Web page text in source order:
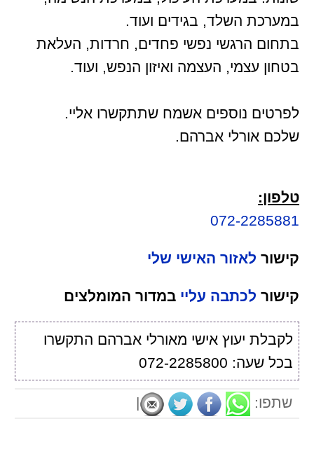
במערכת השלד, בגידים ועוד.
בתחום הרגשי נפשי פחדים, חרדות, העלאת
בטחון עצמי, העצמה ואיזון הנפש, ועוד.
לפרטים נוספים אשמח שתתקשרו אליי.
שלכם אורלי אברהם.
טלפון:
072-2285881
קישור לאזור האישי שלי
קישור לכתבה עליי במדור המומלצים
לקבלת יעוץ אישי מאורלי אברהם התקשרו
בכל שעה: 072-2285800
שתפו: |